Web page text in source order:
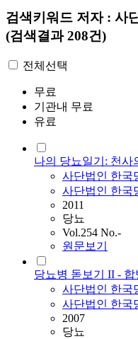
검색키워드 저자 : 사
(검색결과 208건)
전체선택
무료
기관내 무료
유료
나의 당뇨일기: 천사
사단법인 한국
사단법인 한국
2011
당뇨
Vol.254 No.-
원문보기
당뇨병 돋보기 II -
사단법인 한국
사단법인 한국
2007
당뇨